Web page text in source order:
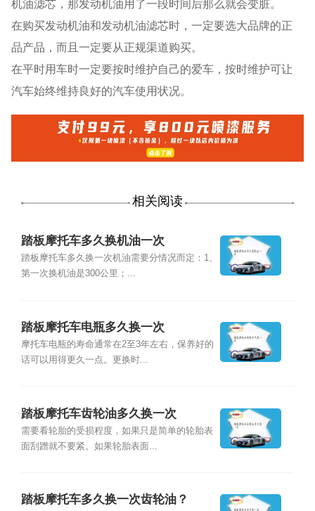
机油滤芯，那发动机油用了一段时间后那么就会变脏。
在购买发动机油和发动机油滤芯时，一定要选大品牌的正
品产品，而且一定要从正规渠道购买。
在平时用车时一定要按时维护自己的爱车，按时维护可让
汽车始终维持良好的汽车使用状况。
相关阅读
踏板摩托车多久换机油一次
踏板摩托车多久换一次机油需要分情况而定：1、
第一次换机油是300公里；...
踏板摩托车电瓶多久换一次
摩托车电瓶的寿命通常在2至3年左右，保养好的
话可以用得更久一点。更换时...
踏板摩托车齿轮油多久换一次
需要看轮胎的受损程度，如果只是简单的轮胎表
面刮蹭就不要紧。如果轮胎表面...
踏板摩托车多久换一次齿轮油？